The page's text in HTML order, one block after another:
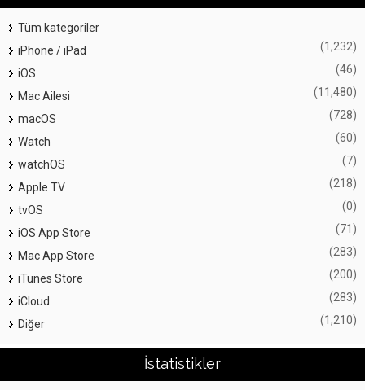
Tüm kategoriler
iPhone / iPad
(1,232)
iOS (46)
Mac Ailesi (11,480)
macOS (728)
Watch (60)
watchOS (7)
Apple TV (218)
tvOS (0)
iOS App Store (71)
Mac App Store (283)
iTunes Store (200)
iCloud (283)
Diğer (1,210)
İstatistikler